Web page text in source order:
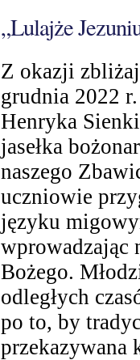
„Lulajże
Z okazji
grudnia 2022
Henryka
jasełka
naszego
uczniowie
języku
wprowadzając
Bożego.
odległych
po to, by
przekazywana